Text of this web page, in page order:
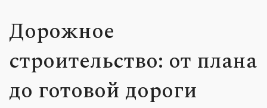
Дорожное
строительство: от плана
до готовой дороги